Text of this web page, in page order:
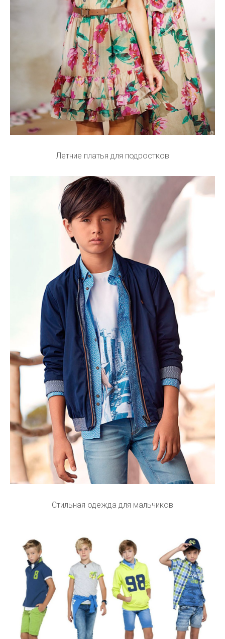
Летние платья для подростков
Стильная одежда для мальчиков